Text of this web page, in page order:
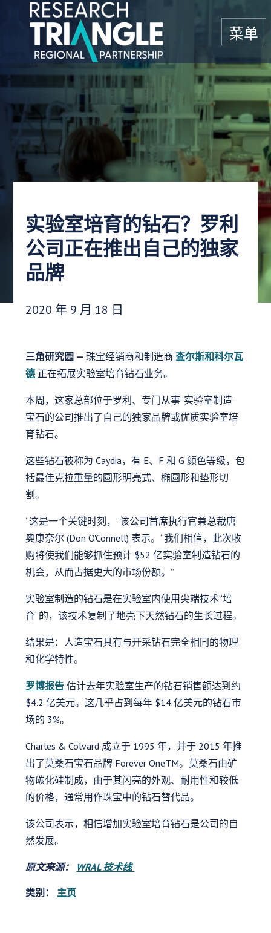
跳至内容
菜单
实验室培育的钻石？罗利
公司正在推出自己的独家
品牌
发布日期：
2020 年 9 月 18 日
三角研究园 —珠宝经销商和制造商查尔斯和科尔瓦
德 正在拓展实验室培育钻石业务。
本周，这家总部位于罗利、专门从事“实验室制造”
宝石的公司推出了自己的独家品牌或优质实验室培
育钻石。
这些钻石被称为 Caydia，有 E、F 和 G 颜色等级，包
括最佳克拉重量的圆形明亮式、椭圆形和垫形切
割。
“这是一个关键时刻，”该公司首席执行官兼总裁唐·
奥康奈尔 (Don O'Connell) 表示。“我们相信，此次收
购将使我们能够抓住预计 $52 亿实验室制造钻石的
机会，从而占据更大的市场份额。”
实验室制造的钻石是在实验室内使用尖端技术“培
育”的，该技术复制了地壳下天然钻石的生长过程。
结果是：人造宝石具有与开采钻石完全相同的物理
和化学特性。
罗博报告 估计去年实验室生产的钻石销售额达到约
$4.2 亿美元。这几乎占到每年 $14 亿美元的钻石市
场的 3%。
Charles & Colvard 成立于 1995 年，并于 2015 年推
出了莫桑石宝石品牌 Forever OneTM。莫桑石由矿
物碳化硅制成，由于其闪亮的外观、耐用性和较低
的价格，通常用作珠宝中的钻石替代品。
该公司表示，相信增加实验室培育钻石是公司的自
然发展。
原文来源： WRAL 技术线
类别： 主页